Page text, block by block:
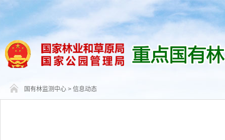
国有林监测中心 > 信息动态